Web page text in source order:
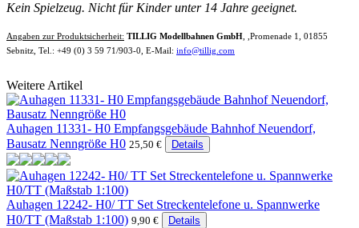
Kein Spielzeug. Nicht für Kinder unter 14 Jahre geeignet.
Angaben zur Produktsicherheit: TILLIG Modellbahnen GmbH , ,Promenade 1, 01855
Sebnitz, Tel.: +49 (0) 3 59 71/903-0, E-Mail: info@tillig.com
Weitere Artikel
Auhagen 11331- H0 Empfangsgebäude Bahnhof Neuendorf,
Bausatz Nenngröße H0 25,50 € Details
Auhagen 12242- H0/ TT Set Streckentelefone u. Spannwerke
H0/TT (Maßstab 1:100) 9,90 € Details